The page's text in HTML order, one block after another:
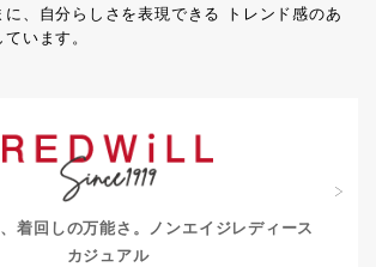
、自分らしさを表現できる
トレンド感のあ
います。
着回しの万能さ。
ノンエイジレディース
カジュアル